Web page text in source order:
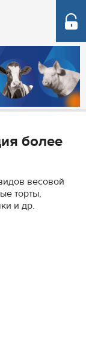
более
весовой
торты,
и др.